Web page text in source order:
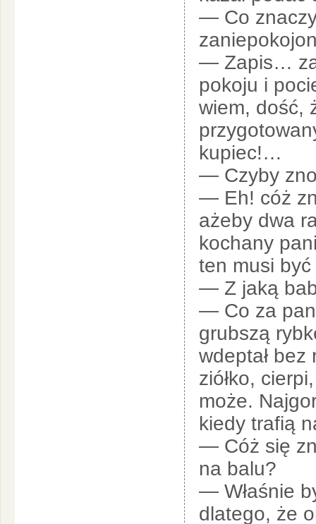
— Co
— Zapis…
pokoju i
wiem, dość,
kupiec!…
— Czyby
— Eh! cóż
ażeby dwa
kochany
ten musi
— Z jaką
— Co za
grubszą
wdeptał
ziółko,
może.
kiedy trafią
— Cóż się
na balu?
— Właśnie
dlatego, że